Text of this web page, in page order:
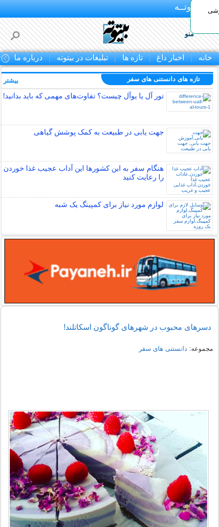
بـیتوتــه
منو
خانه اخبار داغ تازه ها تبلیغات در بیتوته درباره ما
تازه های دانستنی های سفر
تور آل یا یوآل چیست؟ تفاوت‌های مهمی که باید بدانید!
جهت یابی در طبیعت به کمک پوشش گیاهی
هنگام سفر به این کشورها این آداب عجیب غذا خوردن
را رعایت کنید
لوازم مورد نیاز برای کمپینگ یک شبه
بیشتر
دسرهای محبوب در شهرهای گوناگون اسکاتلند!
مجموعه: دانستنی های سفر